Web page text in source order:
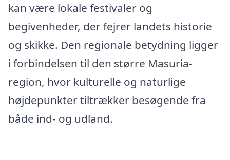
kan være lokale festivaler og
begivenheder, der fejrer landets historie
og skikke. Den regionale betydning ligger
i forbindelsen til den større Masuria-
region, hvor kulturelle og naturlige
højdepunkter tiltrækker besøgende fra
både ind- og udland.